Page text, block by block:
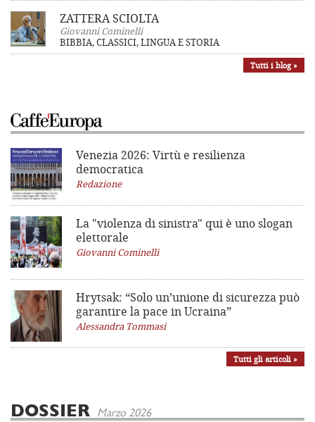
ZATTERA SCIOLTA
Giovanni Cominelli
BIBBIA, CLASSICI, LINGUA E STORIA
Tutti i blog »
Venezia 2026: Virtù e resilienza
democratica
Redazione
La "violenza di sinistra" qui è uno slogan
elettorale
Giovanni Cominelli
Hrytsak: “Solo un’unione di sicurezza può
garantire la pace in Ucraina”
Alessandra Tommasi
Tutti gli articoli »
DOSSIER Marzo 2026